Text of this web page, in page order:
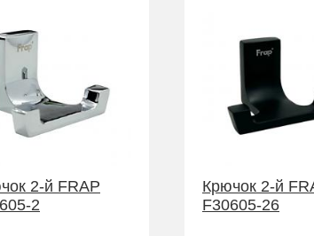
2-й FRAP
2
Крючок 2-й
F30605-26